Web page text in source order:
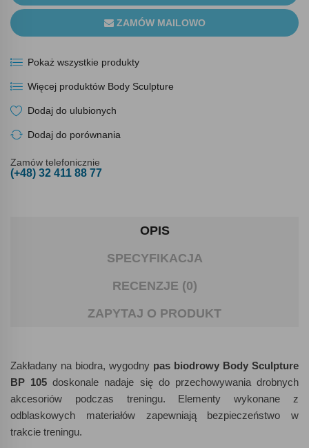
ZAMÓW MAILOWO
Pokaż wszystkie produkty
Więcej produktów Body Sculpture
Dodaj do ulubionych
Dodaj do porównania
Zamów telefonicznie
(+48) 32 411 88 77
OPIS
SPECYFIKACJA
RECENZJE (0)
ZAPYTAJ O PRODUKT
Zakładany na biodra, wygodny pas biodrowy Body Sculpture
BP 105 doskonale nadaje się do przechowywania drobnych
akcesoriów podczas treningu. Elementy wykonane z
odblaskowych materiałów zapewniają bezpieczeństwo w
trakcie treningu.